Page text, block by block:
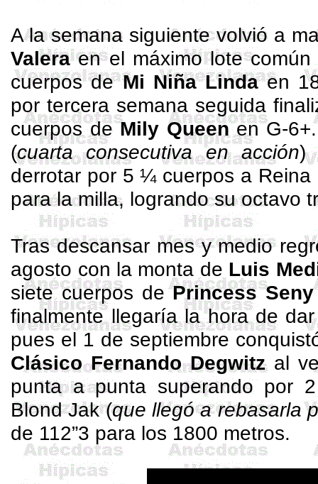
A la semana siguiente volvió a
Valeraen el máximo lote común
cuerpos deMi Niña Lindaen
por tercera semana seguida
cuerpos deMily Queenen G-
(cuarta consecutiva en acción)
derrotar por 5 ¼ cuerpos a Reina
para la milla, logrando su octavo
Tras descansar mes y medio
agosto con la monta de Luis
siete cuerpos dePrincess Seny
finalmente llegaría la hora de
pues el 1 de septiembre
Clásico FernandoDegwitzal
punta a punta superando por
Blond Jak(que llegó a rebasarla
de 112”3 para los 1800 metros.